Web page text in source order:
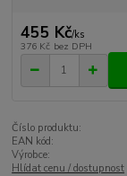
455 Kč/ks
376 Kč bez DPH
Číslo produktu:
EAN kód:
Výrobce:
Hlídat cenu / dostupnost